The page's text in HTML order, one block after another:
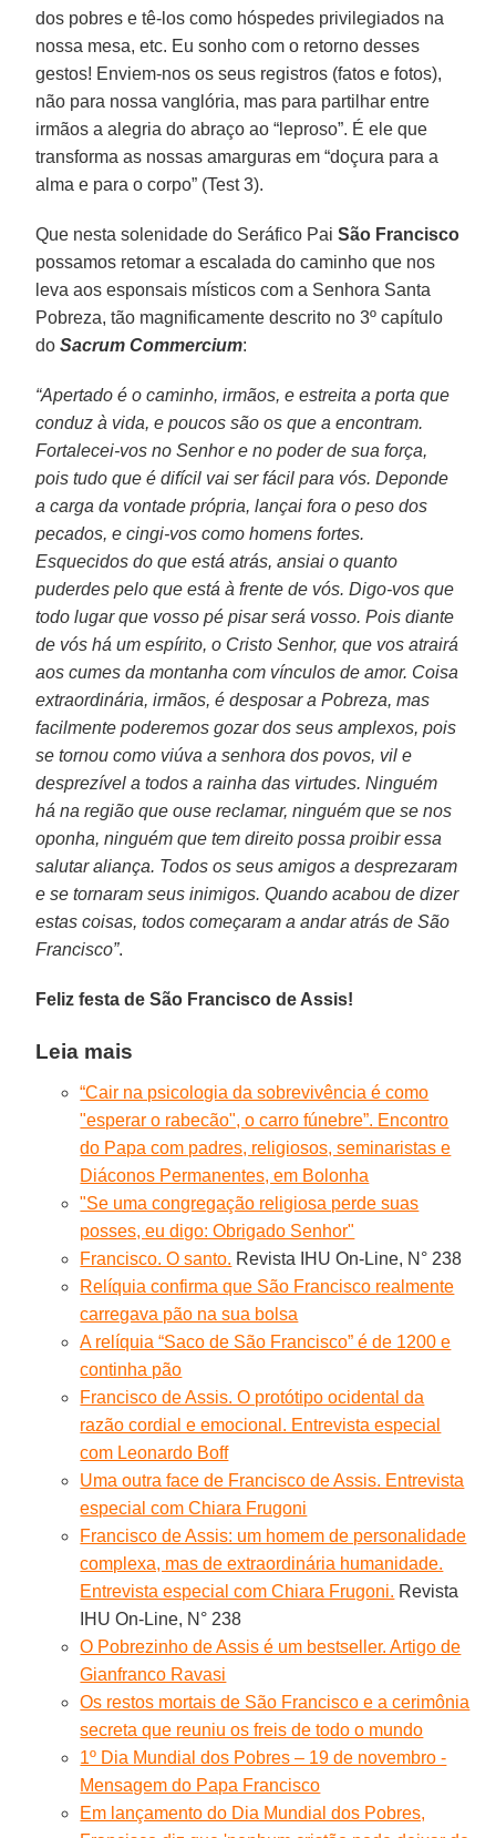
dos pobres e tê-los como hóspedes privilegiados na
nossa mesa, etc. Eu sonho com o retorno desses
gestos! Enviem-nos os seus registros (fatos e fotos),
não para nossa vanglória, mas para partilhar entre
irmãos a alegria do abraço ao “leproso”. É ele que
transforma as nossas amarguras em “doçura para a
alma e para o corpo” (Test 3).
Que nesta solenidade do Seráfico PaiSão Francisco
possamos retomar a escalada do caminho que nos
leva aos esponsais místicos com a Senhora Santa
Pobreza, tão magnificamente descrito no 3º capítulo
doSacrum Commercium:
“Apertado é o caminho, irmãos, e estreita a porta que
conduz à vida, e poucos são os que a encontram.
Fortalecei-vos no Senhor e no poder de sua força,
pois tudo que é difícil vai ser fácil para vós. Deponde
a carga da vontade própria, lançai fora o peso dos
pecados, e cingi-vos como homens fortes.
Esquecidos do que está atrás, ansiai o quanto
puderdes pelo que está à frente de vós. Digo-vos que
todo lugar que vosso pé pisar será vosso. Pois diante
de vós há um espírito, o Cristo Senhor, que vos atrairá
aos cumes da montanha com vínculos de amor. Coisa
extraordinária, irmãos, é desposar a Pobreza, mas
facilmente poderemos gozar dos seus amplexos, pois
se tornou como viúva a senhora dos povos, vil e
desprezível a todos a rainha das virtudes. Ninguém
há na região que ouse reclamar, ninguém que se nos
oponha, ninguém que tem direito possa proibir essa
salutar aliança. Todos os seus amigos a desprezaram
e se tornaram seus inimigos. Quando acabou de dizer
estas coisas, todos começaram a andar atrás de São
Francisco”.
Feliz festa de São Francisco de Assis!
Leia mais
“Cair na psicologia da sobrevivência é como
"esperar o rabecão", o carro fúnebre”. Encontro
do Papa com padres, religiosos, seminaristas e
Diáconos Permanentes, em Bolonha
"Se uma congregação religiosa perde suas
posses, eu digo: Obrigado Senhor"
Francisco. O santo. Revista IHU On-Line, N° 238
Relíquia confirma que São Francisco realmente
carregava pão na sua bolsa
A relíquia “Saco de São Francisco” é de 1200 e
continha pão
Francisco de Assis. O protótipo ocidental da
razão cordial e emocional. Entrevista especial
com Leonardo Boff
Uma outra face de Francisco de Assis. Entrevista
especial com Chiara Frugoni
Francisco de Assis: um homem de personalidade
complexa, mas de extraordinária humanidade.
Entrevista especial com Chiara Frugoni. Revista
IHU On-Line, N° 238
O Pobrezinho de Assis é um bestseller. Artigo de
Gianfranco Ravasi
Os restos mortais de São Francisco e a cerimônia
secreta que reuniu os freis de todo o mundo
1º Dia Mundial dos Pobres – 19 de novembro -
Mensagem do Papa Francisco
Em lançamento do Dia Mundial dos Pobres,